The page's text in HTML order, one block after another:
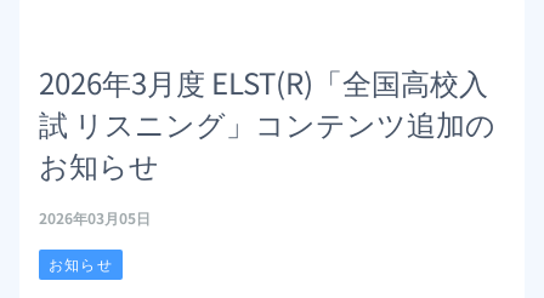
2026年3月度 ELST(R)「全国高校入
試 リスニング」コンテンツ追加の
お知らせ
2026年03月05日
お知らせ